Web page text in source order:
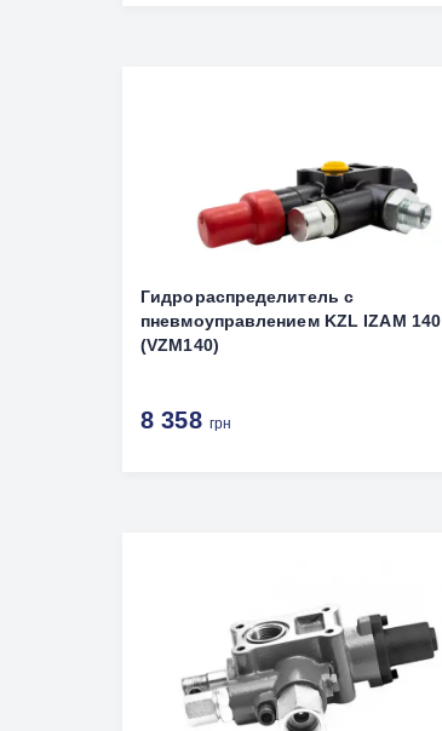
Гидрораспределитель с
пневмоуправлением KZL IZAM 140
(VZM140)
8 358 грн